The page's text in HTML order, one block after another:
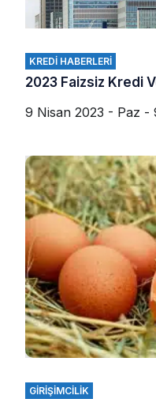
KREDI HABERLERI
2023 Faizsiz Kredi
9 Nisan 2023 - Paz -
GIRIŞIMCILIK